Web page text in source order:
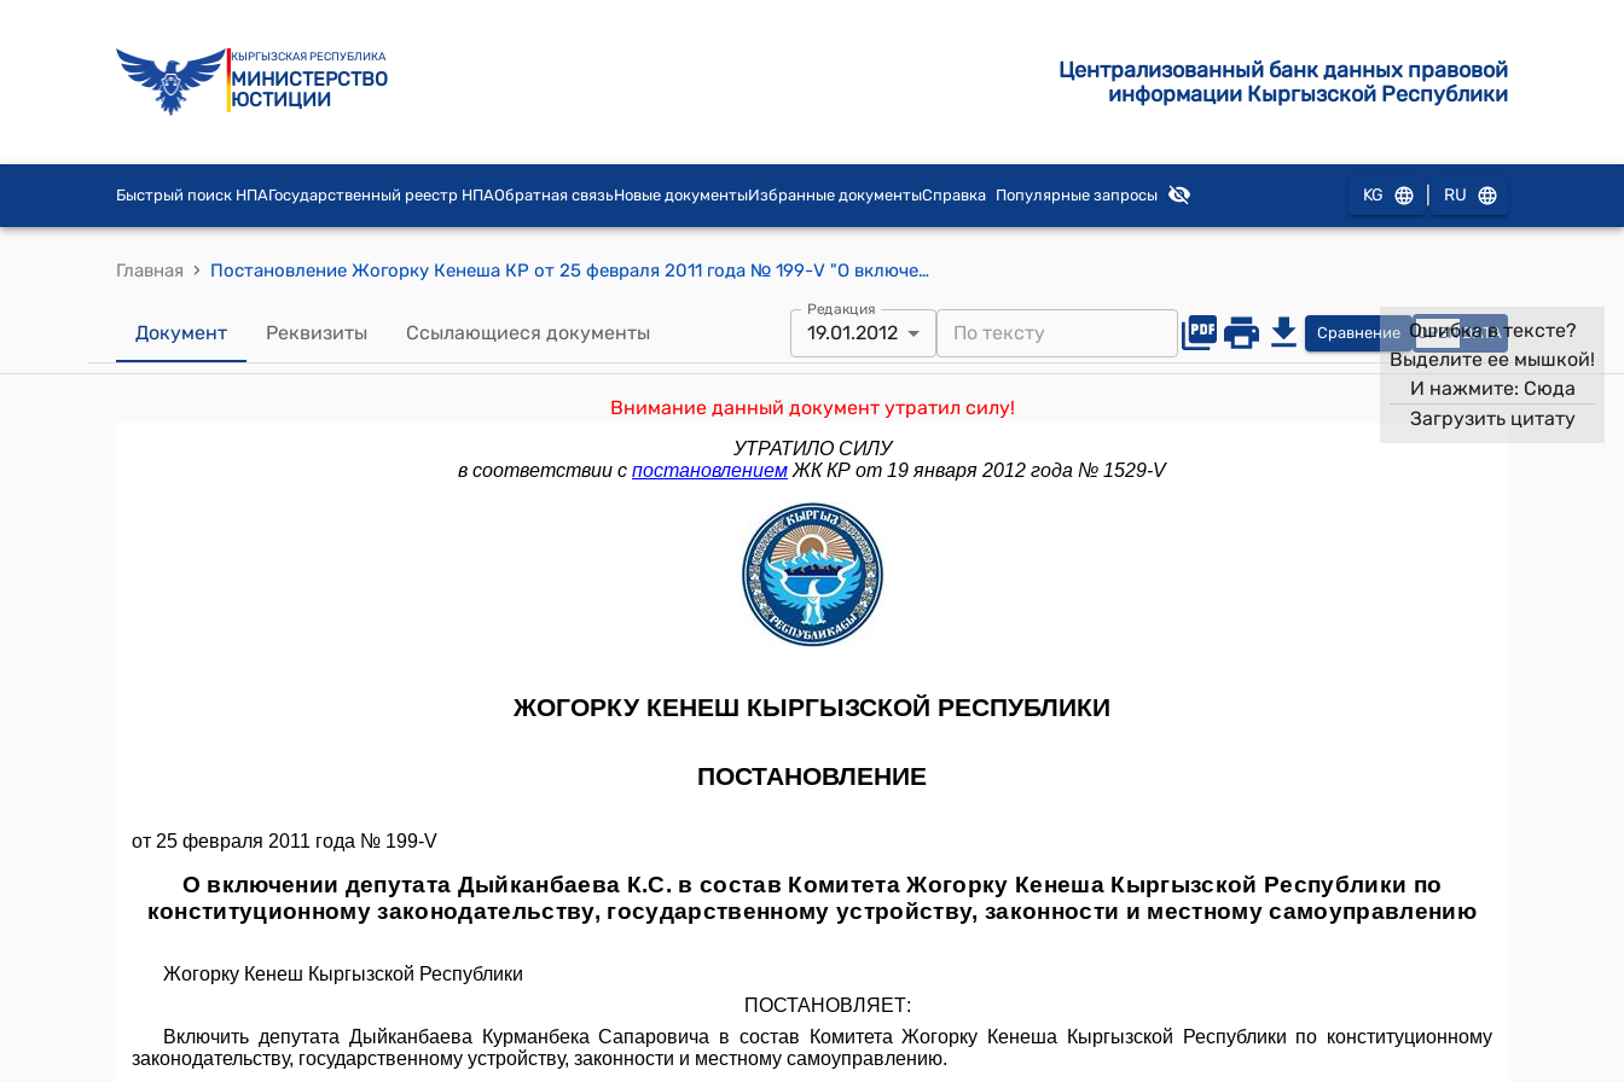
КЫРГЫЗСКАЯ РЕСПУБЛИКА
МИНИСТЕРСТВО
ЮСТИЦИИ
Централизованный банк данных правовой
информации Кыргызской Республики
Быстрый поиск НПАГосударственный реестр НПАОбратная связьНовые документыИзбранные документыСправка Популярные запросы KG RU
Главная › Постановление Жогорку Кенеша КР от 25 февраля 2011 года № 199-V "О включении депутата Дыйканбаева К.С. в состав Комитета Жогорку Кенеша Кыргызской Республики по конституционному законодательству, государственному устройству, законности и местному самоуправлению"
Документ Реквизиты Ссылающиеся документы
Редакция
19.01.2012 Сравнение OPEN DATA
Внимание данный документ утратил силу!
Ошибка в тексте?
Выделите ее мышкой!
И нажмите: Сюда
Загрузить цитату